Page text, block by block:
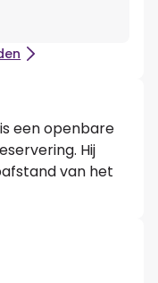
een openbare
Hij
van het